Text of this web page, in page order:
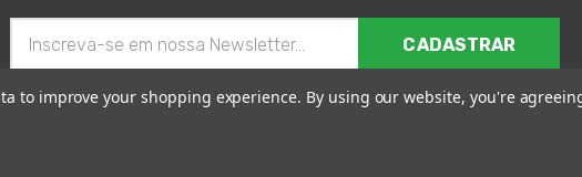
to improve your shopping experience. By using our website, you're